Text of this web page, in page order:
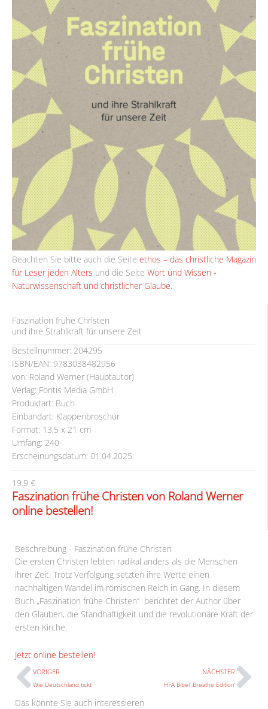
Faszination frühe Christen
und ihre Strahlkraft für unsere Zeit
Bestellnummer: 204295
ISBN/EAN: 9783038482956
von: Roland Werner (Hauptautor)
Verlag: Fontis Media GmbH
Produktart: Buch
Einbandart: Klappenbroschur
Format: 13,5 x 21 cm
Umfang: 240
Erscheinungsdatum: 01.04.2025
19.9 €
Faszination frühe Christen von Roland Werner
online bestellen!
Beachten Sie bitte auch die Seite ethos – das christliche Magazin
für Leser jeden Alters und die Seite Wort und Wissen -
Naturwissenschaft und christlicher Glaube
Beschreibung - Faszination frühe Christen
Die ersten Christen lebten radikal anders als die Menschen
ihrer Zeit. Trotz Verfolgung setzten ihre Werte einen
nachhaltigen Wandel im römischen Reich in Gang. In diesem
Buch „Faszination frühe Christen“ berichtet der Author über
den Glauben, die Standhaftigkeit und die revolutionäre Kraft der
ersten Kirche.
Jetzt online bestellen!
Prev
VORIGER
Wie Deutschland tickt
NÄCHSTER
HFA Bibel ‚Breathe Edition‘
Das könnte Sie auch interessieren